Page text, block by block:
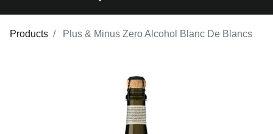
Products Plus & Minus Zero Alcohol Blanc De Blancs